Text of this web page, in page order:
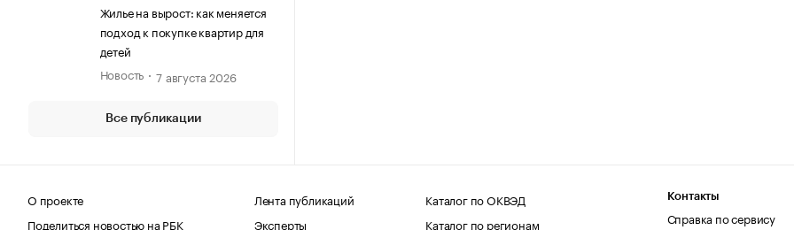
Жилье на вырост: как меняется
подход к покупке квартир для
детей
Новость
7 августа 2026
Все публикации
О проекте
Поделиться новостью на РБК
Лента публикаций
Эксперты
Каталог по ОКВЭД
Каталог по регионам
Контакты
Справка по сервису